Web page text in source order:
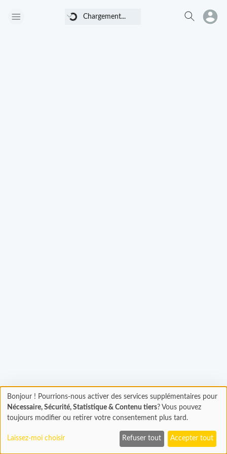
Chargement...
Chargement
En cours...
Bonjour ! Pourrions-nous activer des services supplémentaires pour
Nécessaire, Sécurité, Statistique & Contenu tiers? Vous pouvez
toujours modifier ou retirer votre consentement plus tard.
Laissez-moi choisir Refuser tout Accepter tout